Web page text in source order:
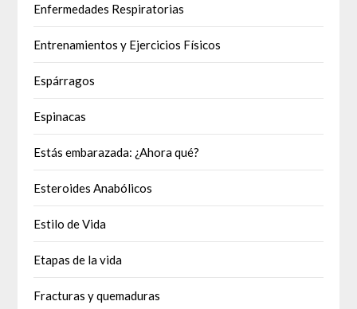
Enfermedades Respiratorias
Entrenamientos y Ejercicios Físicos
Espárragos
Espinacas
Estás embarazada: ¿Ahora qué?
Esteroides Anabólicos
Estilo de Vida
Etapas de la vida
Fracturas y quemaduras